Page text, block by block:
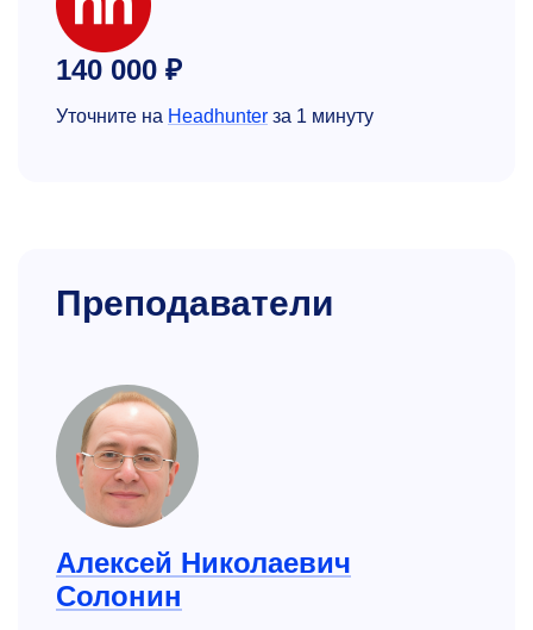
140 000 ₽
Уточните на Headhunter за 1 минуту
Преподаватели
Алексей Николаевич
Солонин